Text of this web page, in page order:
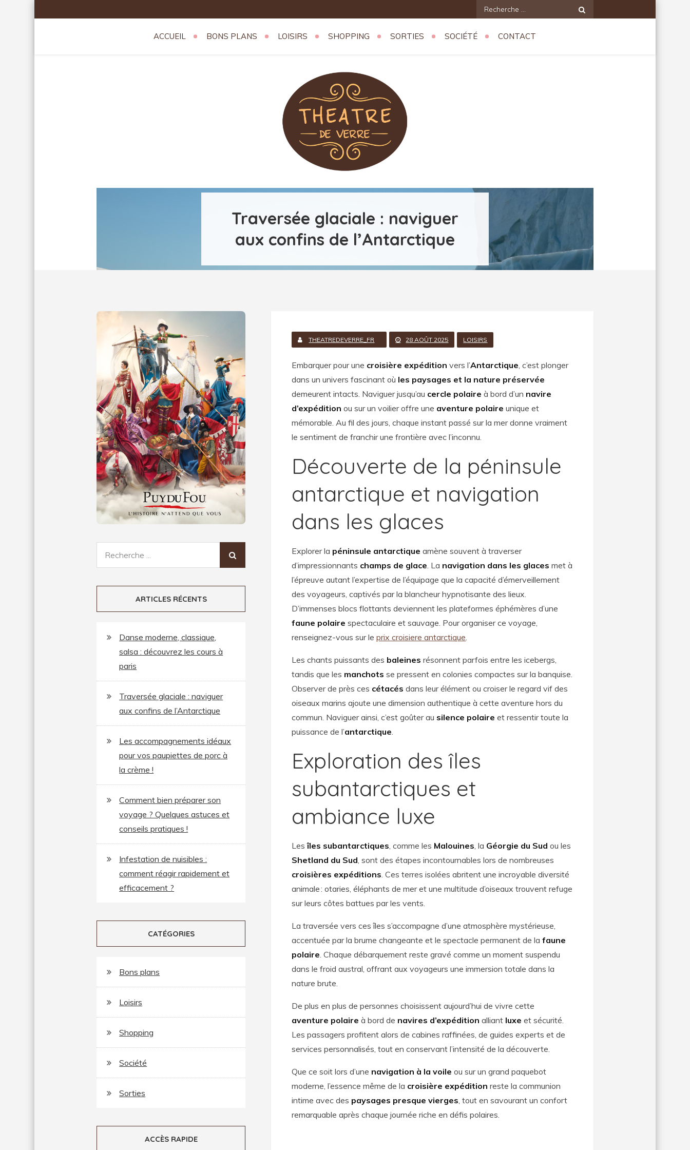
to
Recherche
pour:
ACCUEIL BONS PLANS LOISIRS SHOPPING SORTIES SOCIÉTÉ CONTACT
TheatredeverreTraversée glaciale : naviguer
aux confins de l’Antarctique
THEATREDEVERRE_FR 28 AOÛT 2025 LOISIRS
Embarquer pour une croisière expédition vers l’Antarctique, c’est plonger
dans un univers fascinant où les paysages et la nature préservée
demeurent intacts. Naviguer jusqu’au cercle polaire à bord d’un navire
d’expédition ou sur un voilier offre une aventure polaire unique et
mémorable. Au fil des jours, chaque instant passé sur la mer donne vraiment
le sentiment de franchir une frontière avec l’inconnu.
Découverte de la péninsule
antarctique et navigation
dans les glaces
Explorer la péninsule antarctique amène souvent à traverser
d’impressionnants champs de glace. La navigation dans les glaces met à
l’épreuve autant l’expertise de l’équipage que la capacité d’émerveillement
des voyageurs, captivés par la blancheur hypnotisante des lieux.
D’immenses blocs flottants deviennent les plateformes éphémères d’une
faune polaire spectaculaire et sauvage. Pour organiser ce voyage,
renseignez-vous sur leprix croisiere antarctique.
Les chants puissants des baleines résonnent parfois entre les icebergs,
tandis que les manchots se pressent en colonies compactes sur la banquise.
Observer de près ces cétacés dans leur élément ou croiser le regard vif des
oiseaux marins ajoute une dimension authentique à cette aventure hors du
commun. Naviguer ainsi, c’est goûter au silence polaire et ressentir toute la
puissance de l’antarctique.
Exploration des îles
subantarctiques et
ambiance luxe
Lesîles subantarctiques, comme les Malouines, la Géorgie du Sud ou les
Shetland du Sud, sont des étapes incontournables lors de nombreuses
croisières expéditions. Ces terres isolées abritent une incroyable diversité
animale : otaries, éléphants de mer et une multitude d’oiseaux trouvent refuge
sur leurs côtes battues par les vents.
La traversée vers ces îles s’accompagne d’une atmosphère mystérieuse,
accentuée par la brume changeante et le spectacle permanent de lafaune
polaire. Chaque débarquement reste gravé comme un moment suspendu
dans le froid austral, offrant aux voyageurs une immersion totale dans la
nature brute.
De plus en plus de personnes choisissent aujourd’hui de vivre cette
aventure polaire à bord de navires d’expédition alliant luxe et sécurité.
Les passagers profitent alors de cabines raffinées, de guides experts et de
services personnalisés, tout en conservant l’intensité de la découverte.
Que ce soit lors d’une navigation à la voile ou sur un grand paquebot
moderne, l’essence même de la croisière expédition reste la communion
intime avec des paysages presque vierges, tout en savourant un confort
remarquable après chaque journée riche en défis polaires.
ARTICLES RÉCENTS
Danse moderne, classique,
salsa : découvrez les cours à
paris
Traversée glaciale : naviguer
aux confins de l’Antarctique
Les accompagnements idéaux
pour vos paupiettes de porc à
la crème !
Comment bien préparer son
voyage ? Quelques astuces et
conseils pratiques !
Infestation de nuisibles :
comment réagir rapidement et
efficacement ?
CATÉGORIES
Bons plans
Loisirs
Shopping
Société
Sorties
ACCÈS RAPIDE